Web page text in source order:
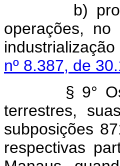
b)
operações,
nº 8.387, de
§ 9°
terrestres,
subposições
respectivas